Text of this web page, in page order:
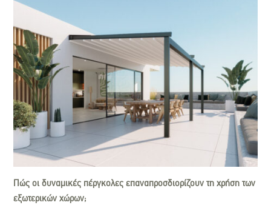
Πώς οι δυναμικές πέργκολες επαναπροσδιορίζουν τη χρήση των
εξωτερικών χώρων;